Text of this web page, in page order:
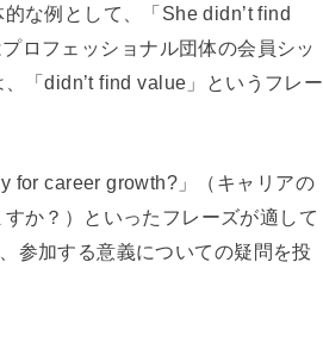
な例として、「She didn’t find
ロフェッショナル団体の会員シッ
「didn’t find value」というフレー
for career growth?」（キャリアの
か？）といったフレーズが適して
参加する意義についての疑問を投